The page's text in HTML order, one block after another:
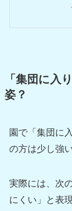
「集団に入
姿？
園で「集団に
の方は少し強
実際には、次
にくい」と表